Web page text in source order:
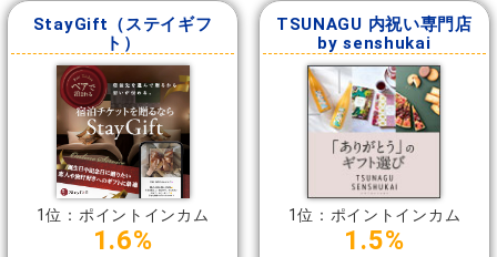
StayGift（ステイギフ
ト）
1位：ポイントインカム
1.6%
TSUNAGU 内祝い専門店
by senshukai
1位：ポイントインカム
1.5%